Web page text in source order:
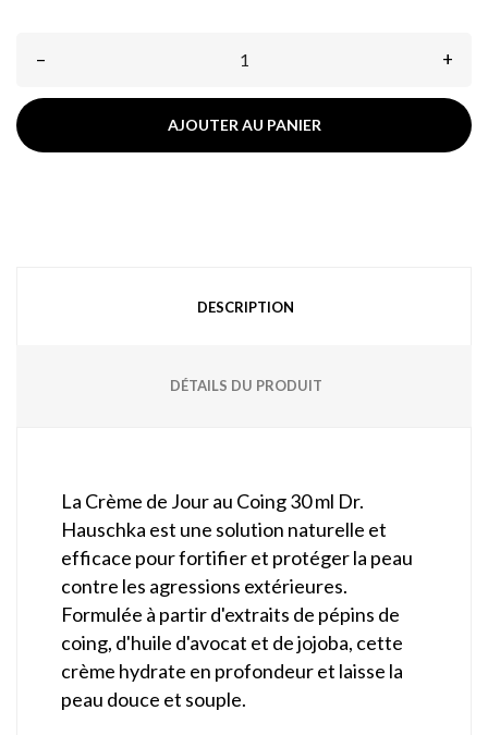
– +
AJOUTER AU PANIER
DESCRIPTION
DÉTAILS DU PRODUIT
La Crème de Jour au Coing 30 ml Dr.
Hauschka est une solution naturelle et
efficace pour fortifier et protéger la peau
contre les agressions extérieures.
Formulée à partir d'extraits de pépins de
coing, d'huile d'avocat et de jojoba, cette
crème hydrate en profondeur et laisse la
peau douce et souple.